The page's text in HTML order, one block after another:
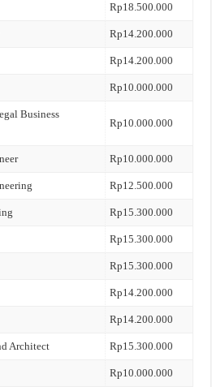
Rp18.500.000
Rp14.200.000
Rp14.200.000
Rp10.000.000
Business
Rp10.000.000
Rp10.000.000
Rp12.500.000
Rp15.300.000
Rp15.300.000
Rp15.300.000
Rp14.200.000
Rp14.200.000
Architect Rp15.300.000
Rp10.000.000